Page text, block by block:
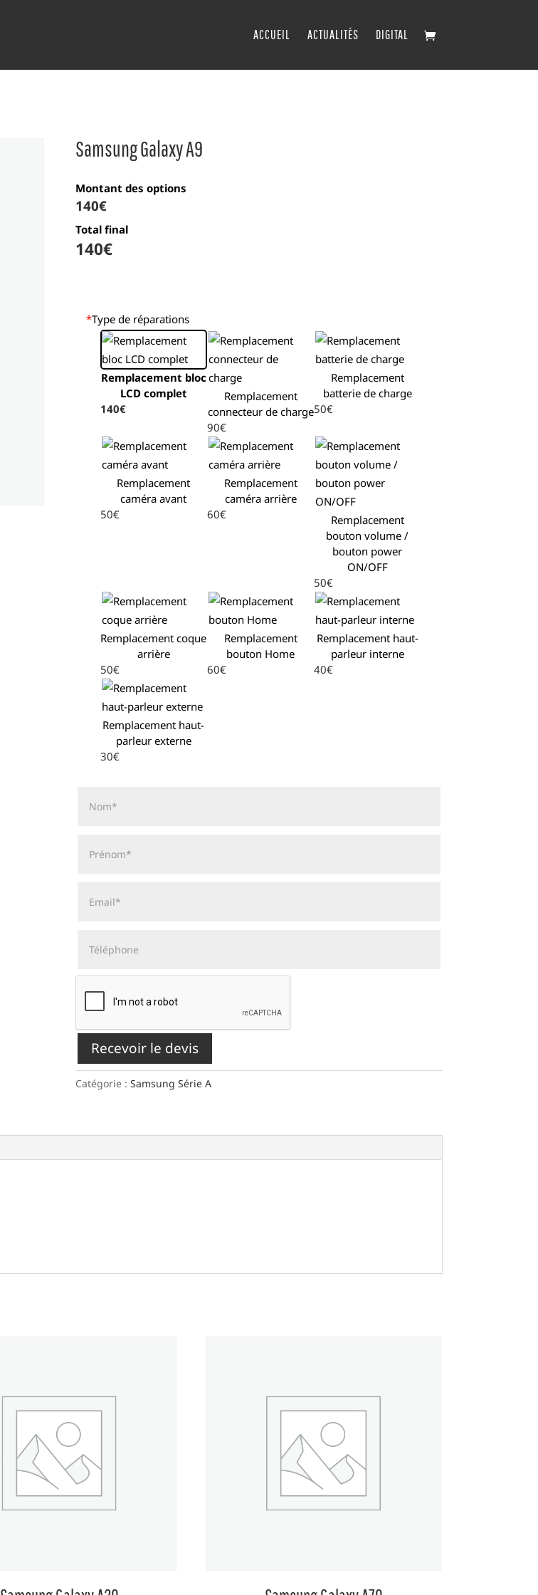
ACCUEIL ACTUALITÉS DIGITAL
Samsung Galaxy A9
Montant des options
140€
Total final
140€
*Type de réparations
Remplacement bloc
LCD complet
140€
Remplacement
connecteur de charge
90€
Remplacement
batterie de charge
50€
Remplacement
caméra avant
50€
Remplacement
caméra arrière
60€
Remplacement
bouton volume /
bouton power
ON/OFF
50€
Remplacement coque
arrière
50€
Remplacement
bouton Home
60€
Remplacement haut-
parleur interne
40€
Remplacement haut-
parleur externe
30€
Recevoir le devis
Catégorie : Samsung Série A